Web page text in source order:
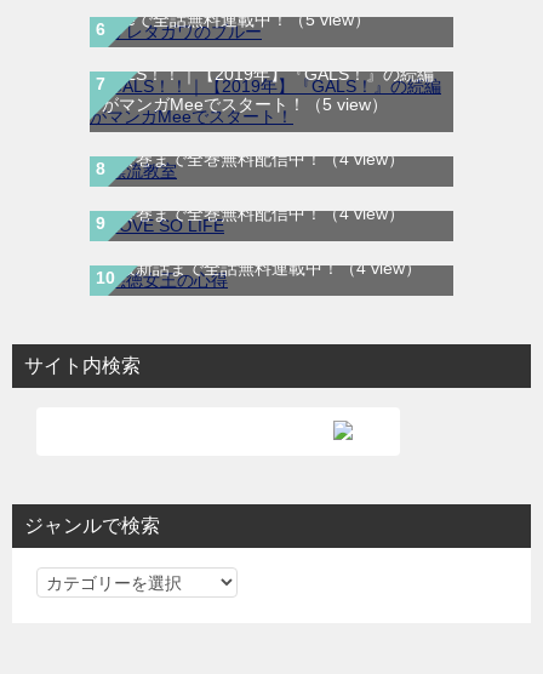
Meeで全話無料連載中！（5 view）
GALS！！｜【2019年】『GALS！』の続編
がマンガMeeでスタート！
（5 view）
漂流教室｜全6巻完結！サンデーうぇぶりで
最終巻まで全巻無料配信中！（4 view）
LOVE SO LIFE｜全17巻完結！マンガParkで
最終巻まで全巻無料配信中！（4 view）
悪徳女王の心得｜最新刊第3巻！マンガUP!
で最新話まで全話無料連載中！（4 view）
サイト内検索
ジャンルで検索
ジ